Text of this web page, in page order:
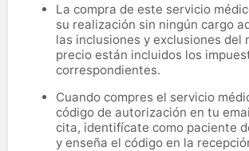
La compra de este servicio
su realización sin ningún cargo
las inclusiones y exclusiones del
precio están incluidos los
correspondientes.
Cuando compres el servicio
código de autorización en tu
cita, identifícate como paciente
y enseña el código en la